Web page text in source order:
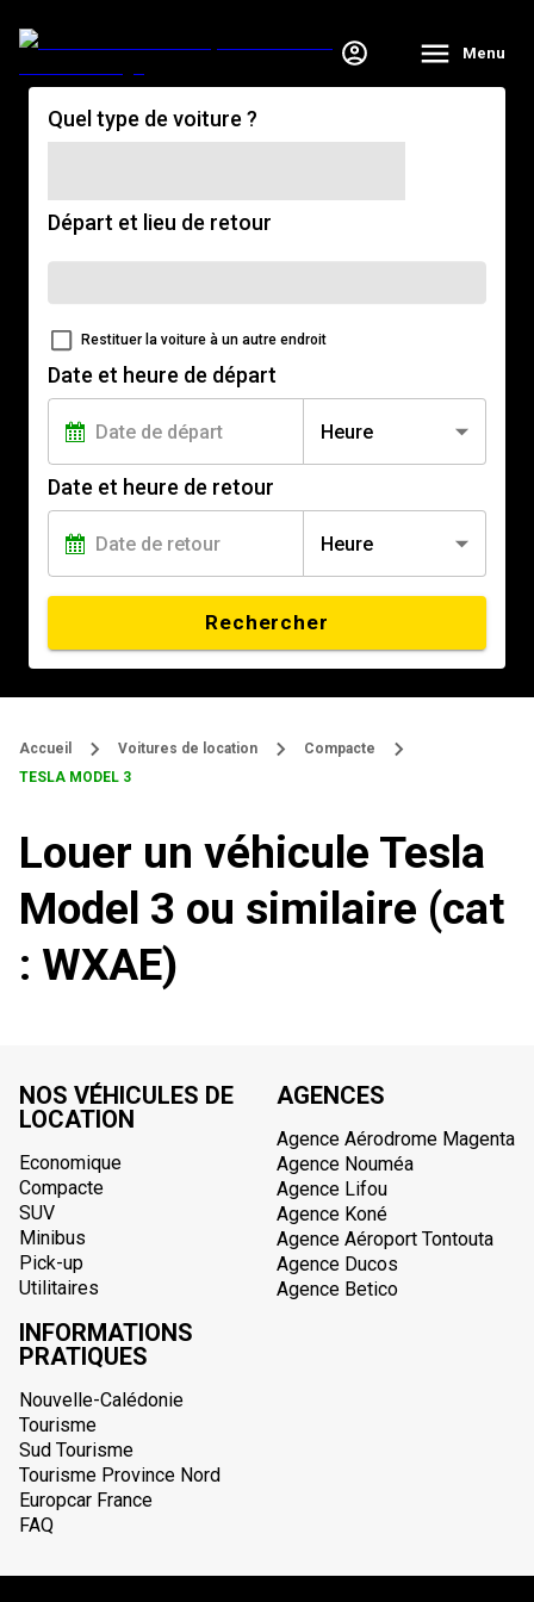
Menu
Quel type de voiture ?
Départ et lieu de retour
Restituer la voiture à un autre endroit
Date et heure de départ
Heure
Date et heure de retour
Heure
Rechercher
Accueil Voitures de location
Compacte
TESLA MODEL 3
Louer un véhicule Tesla
Model 3 ou similaire (cat
: WXAE)
NOS VÉHICULES DE
LOCATION
Economique
Compacte
SUV
Minibus
Pick-up
Utilitaires
AGENCES
Agence Aérodrome Magenta
Agence Nouméa
Agence Lifou
Agence Koné
Agence Aéroport Tontouta
Agence Ducos
Agence Betico
INFORMATIONS
PRATIQUES
Nouvelle-Calédonie
Tourisme
Sud Tourisme
Tourisme Province Nord
Europcar France
FAQ